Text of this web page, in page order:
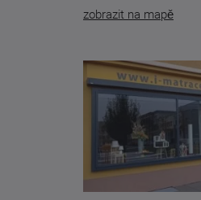
zobrazit na mapě